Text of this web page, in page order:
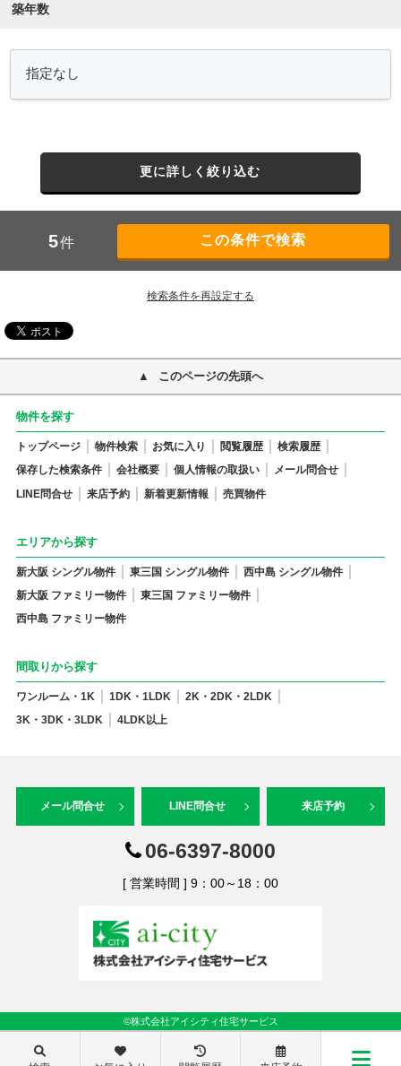
築年数
更に詳しく絞り込む
5件
検索条件を再設定する
このページの先頭へ
物件を探す
トップページ 物件検索 お気に入り 閲覧履歴
検索履歴
保存した検索条件
会社概要 個人情報の取扱い
メール問合せ
LINE問合せ
来店予約 新着更新情報 売買物件
エリアから探す
新大阪 シングル物件 東三国 シングル物件
西中島 シングル物件
新大阪 ファミリー物件
東三国 ファミリー物件
西中島 ファミリー物件
間取りから探す
ワンルーム・1K 1DK・1LDK
2K・2DK・2LDK
3K・3DK・3LDK
4LDK以上
メール問合せ LINE問合せ 来店予約
06-6397-8000
[ 営業時間 ] 9：00～18：00
©株式会社アイシティ住宅サービス